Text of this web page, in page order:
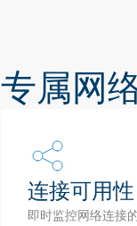
专属网
连接可用性
即时监控网络连接